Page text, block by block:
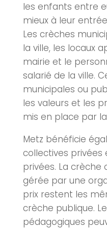
les enfants entre
mieux à leur
Les crèches
la ville, les locaux
mairie et le
salarié de la ville.
municipales ou
les valeurs et les
mis en place par la
Metz bénéficie
collectives
privées. La crèche
gérée par une
prix restent les
crèche publique.
pédagogiques